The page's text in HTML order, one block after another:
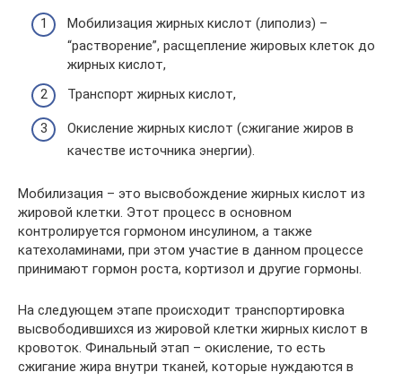
Мобилизация жирных кислот (липолиз) –
“растворение”, расщепление жировых клеток до
жирных кислот,
Транспорт жирных кислот,
Окисление жирных кислот (сжигание жиров в
качестве источника энергии).
Мобилизация – это высвобождение жирных кислот из
жировой клетки. Этот процесс в основном
контролируется гормоном инсулином, а также
катехоламинами, при этом участие в данном процессе
принимают гормон роста, кортизол и другие гормоны.
На следующем этапе происходит транспортировка
высвободившихся из жировой клетки жирных кислот в
кровоток. Финальный этап – окисление, то есть
сжигание жира внутри тканей, которые нуждаются в